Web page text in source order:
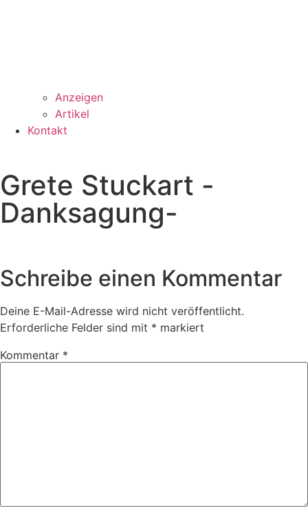
Anzeigen
Artikel
Kontakt
Grete Stuckart -
Danksagung-
Schreibe einen Kommentar
Deine E-Mail-Adresse wird nicht veröffentlicht.
Erforderliche Felder sind mit * markiert
Kommentar *